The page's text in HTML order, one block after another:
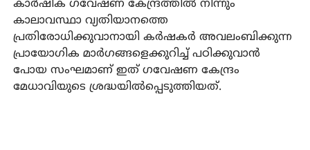
കാര്‍ഷിക ഗവേഷണ കേന്ദ്രത്തില്‍ നിന്നും
കാലാവസ്ഥാ വ്യതിയാനത്തെ
പ്രതിരോധിക്കുവാനായി കര്‍ഷകര്‍ അവലംബിക്കുന്ന
പ്രായോഗിക മാര്‍ഗങ്ങളെക്കുറിച്ച് പഠിക്കുവാന്‍
പോയ സംഘമാണ് ഇത് ഗവേഷണ കേന്ദ്രം
മേധാവിയുടെ ശ്രദ്ധയില്‍പ്പെടുത്തിയത്.